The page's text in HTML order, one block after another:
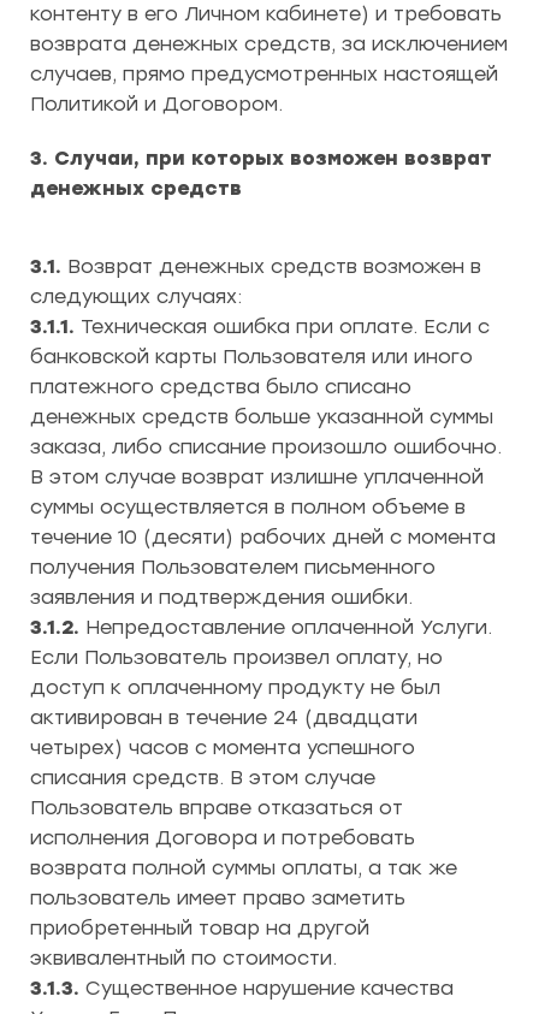
контенту в его Личном кабинете) и требовать
возврата денежных средств, за исключением
случаев, прямо предусмотренных настоящей
Политикой и Договором.
3. Случаи, при которых возможен возврат
денежных средств
3.1. Возврат денежных средств возможен в
следующих случаях:
3.1.1. Техническая ошибка при оплате. Если с
банковской карты Пользователя или иного
платежного средства было списано
денежных средств больше указанной суммы
заказа, либо списание произошло ошибочно.
В этом случае возврат излишне уплаченной
суммы осуществляется в полном объеме в
течение 10 (десяти) рабочих дней с момента
получения Пользователем письменного
заявления и подтверждения ошибки.
3.1.2. Непредоставление оплаченной Услуги.
Если Пользователь произвел оплату, но
доступ к оплаченному продукту не был
активирован в течение 24 (двадцати
четырех) часов с момента успешного
списания средств. В этом случае
Пользователь вправе отказаться от
исполнения Договора и потребовать
возврата полной суммы оплаты, а так же
пользователь имеет право заметить
приобретенный товар на другой
эквивалентный по стоимости.
3.1.3. Существенное нарушение качества